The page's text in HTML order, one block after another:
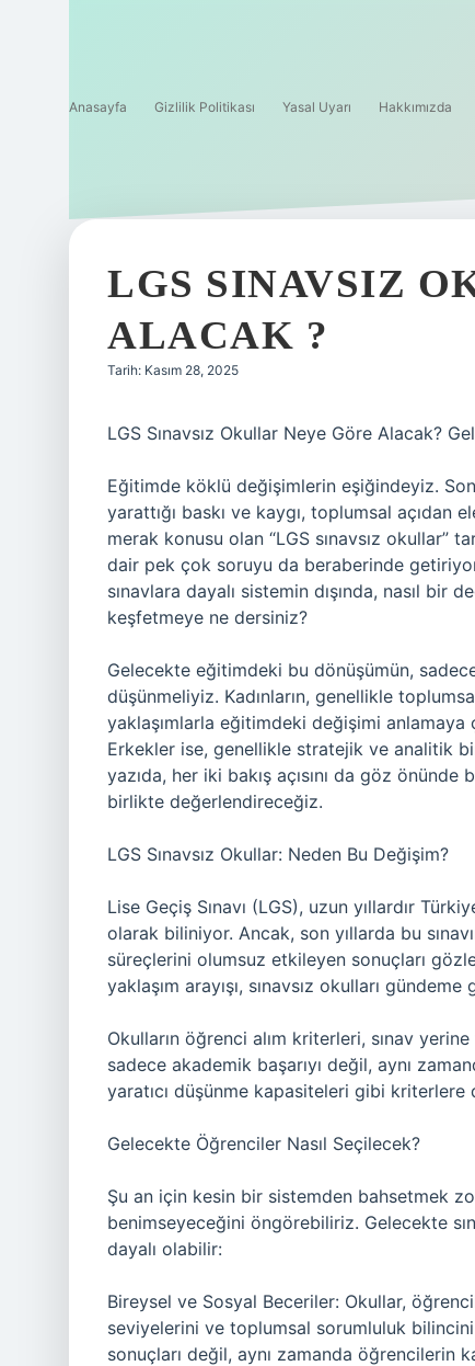
Anasayfa Gizlilik Politikası Yasal Uyarı Hakkımızda
LGS SINAVSIZ
ALACAK ?
Tarih: Kasım 28, 2025
LGS Sınavsız Okullar Neye Göre Alacak?
Eğitimde köklü değişimlerin eşiğindeyiz.
yarattığı baskı ve kaygı, toplumsal açıdan
merak konusu olan “LGS sınavsız okullar”
dair pek çok soruyu da beraberinde
sınavlara dayalı sistemin dışında, nasıl
keşfetmeye ne dersiniz?
Gelecekte eğitimdeki bu dönüşümün,
düşünmeliyiz. Kadınların, genellikle
yaklaşımlarla eğitimdeki değişimi anlamaya
Erkekler ise, genellikle stratejik ve analitik
yazıda, her iki bakış açısını da göz
birlikte değerlendireceğiz.
LGS Sınavsız Okullar: Neden Bu Değişim?
Lise Geçiş Sınavı (LGS), uzun yıllardır
olarak biliniyor. Ancak, son yıllarda bu
süreçlerini olumsuz etkileyen sonuçları
yaklaşım arayışı, sınavsız okulları
Okulların öğrenci alım kriterleri, sınav
sadece akademik başarıyı değil, aynı
yaratıcı düşünme kapasiteleri gibi kriterlere
Gelecekte Öğrenciler Nasıl Seçilecek?
Şu an için kesin bir sistemden bahsetmek
benimseyeceğini öngörebiliriz. Gelecekte
dayalı olabilir:
Bireysel ve Sosyal Beceriler: Okullar,
seviyelerini ve toplumsal sorumluluk
sonuçları değil, aynı zamanda öğrencilerin